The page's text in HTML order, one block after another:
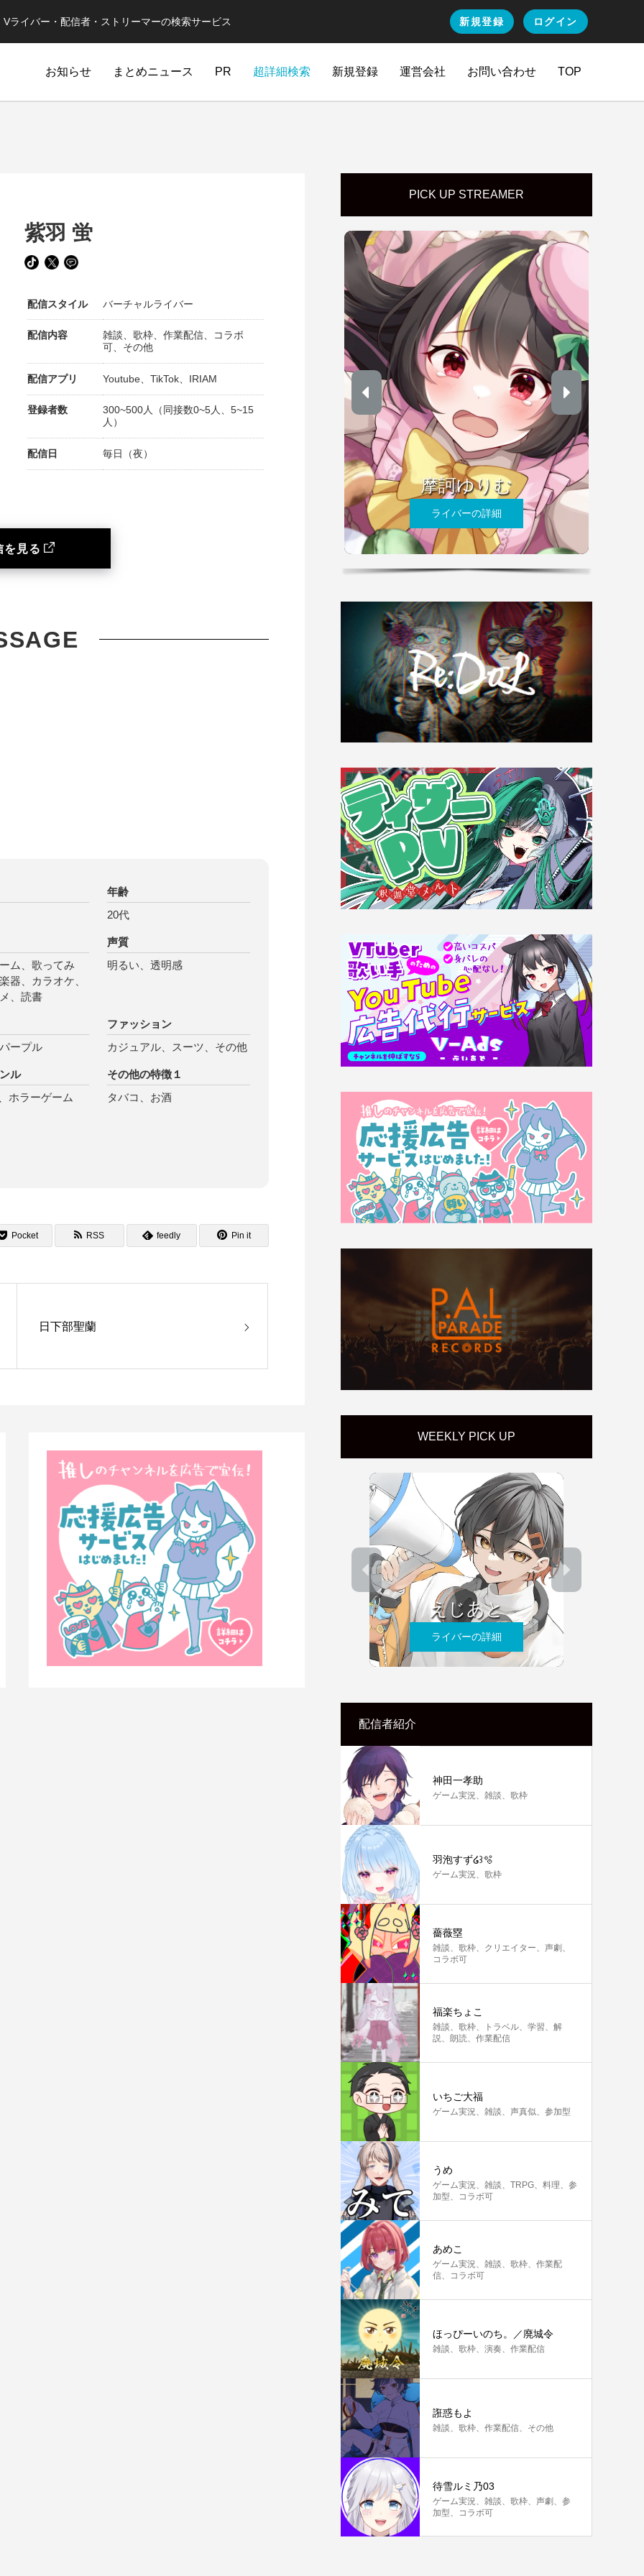
ライバー・配信者・ストリーマーの検索サービス 新規登録 ログイン
お知らせ まとめニュース PR 超詳細検索 新規登録 運営会社 お問い合わせ TOP
紫羽 蛍
配信スタイル バーチャルライバー
配信内容
雑談、歌枠、作業配信、コラボ
可、その他
配信アプリ Youtube、TikTok、IRIAM
登録者数
300~500人（同接数0~5人、5~15
人）
配信日 毎日（夜）
を見る
年齢
20代
ム、歌ってみ
器、カラオケ、
、読書
声質
明るい、透明感
ープル
ファッション
カジュアル、スーツ、その他
ル
ホラーゲーム
その他の特徴１
タバコ、お酒
Pocket RSS feedly Pin it
日下部聖蘭
PICK UP STREAMER
摩訶ゆりむ
ライバーの詳細
WEEKLY PICK UP
えじあと
ライバーの詳細
配信者紹介
神田一孝助
ゲーム実況、雑談、歌枠
羽泡すず໒꒱‪🫧
ゲーム実況、歌枠
薔薇塁
雑談、歌枠、クリエイター、声劇、
コラボ可
福楽ちょこ
雑談、歌枠、トラベル、学習、解
説、朗読、作業配信
いちご大福
ゲーム実況、雑談、声真似、参加型
うめ
ゲーム実況、雑談、TRPG、料理、参
加型、コラボ可
あめこ
ゲーム実況、雑談、歌枠、作業配
信、コラボ可
ほっぴーいのち。／廃城令
雑談、歌枠、演奏、作業配信
誑惑もよ
雑談、歌枠、作業配信、その他
待雪ルミ乃03
ゲーム実況、雑談、歌枠、声劇、参
加型、コラボ可